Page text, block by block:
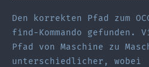
Den korrekten Pfad zum
find-Kommando
Pfad von Maschine zu
unterschiedlicher, wobei